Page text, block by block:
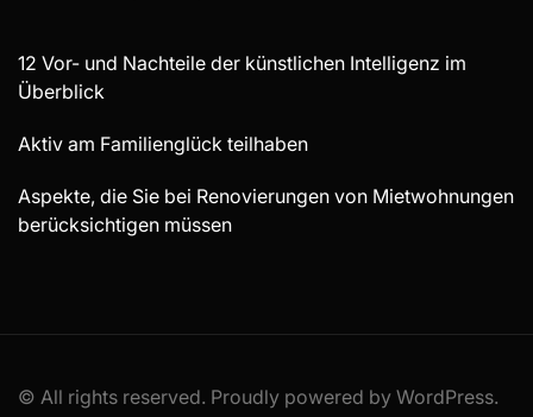
12 Vor- und Nachteile der künstlichen Intelligenz im
Überblick
Aktiv am Familienglück teilhaben
Aspekte, die Sie bei Renovierungen von Mietwohnungen
berücksichtigen müssen
© All rights reserved. Proudly powered by WordPress.